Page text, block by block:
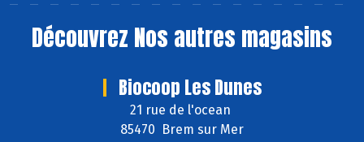
Découvrez Nos autres magasins
Biocoop Les Dunes
21 rue de l'ocean
85470 Brem sur Mer